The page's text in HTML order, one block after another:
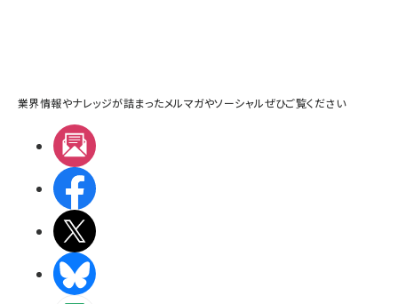
業界情報やナレッジが詰まったメルマガやソーシャルぜひご覧ください